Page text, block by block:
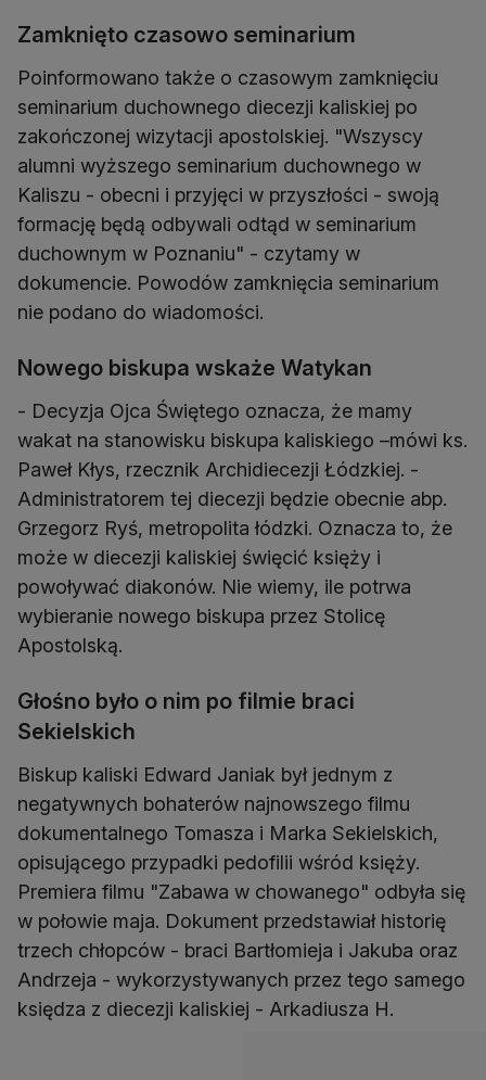
Zamknięto czasowo seminarium
Poinformowano także o czasowym zamknięciu
seminarium duchownego diecezji kaliskiej po
zakończonej wizytacji apostolskiej. "Wszyscy
alumni wyższego seminarium duchownego w
Kaliszu - obecni i przyjęci w przyszłości - swoją
formację będą odbywali odtąd w seminarium
duchownym w Poznaniu" - czytamy w
dokumencie. Powodów zamknięcia seminarium
nie podano do wiadomości.
Nowego biskupa wskaże Watykan
- Decyzja Ojca Świętego oznacza, że mamy
wakat na stanowisku biskupa kaliskiego –mówi ks.
Paweł Kłys, rzecznik Archidiecezji Łódzkiej. -
Administratorem tej diecezji będzie obecnie abp.
Grzegorz Ryś, metropolita łódzki. Oznacza to, że
może w diecezji kaliskiej święcić księży i
powoływać diakonów. Nie wiemy, ile potrwa
wybieranie nowego biskupa przez Stolicę
Apostolską.
Głośno było o nim po filmie braci
Sekielskich
Biskup kaliski Edward Janiak był jednym z
negatywnych bohaterów najnowszego filmu
dokumentalnego Tomasza i Marka Sekielskich,
opisującego przypadki pedofilii wśród księży.
Premiera filmu "Zabawa w chowanego" odbyła się
w połowie maja. Dokument przedstawiał historię
trzech chłopców - braci Bartłomieja i Jakuba oraz
Andrzeja - wykorzystywanych przez tego samego
księdza z diecezji kaliskiej - Arkadiusza H.